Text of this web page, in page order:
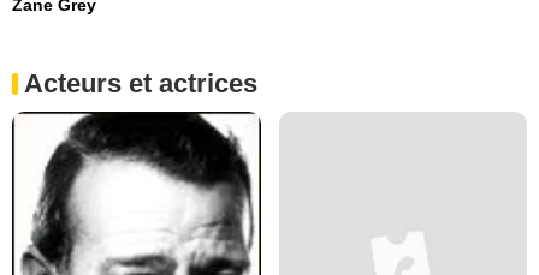
Zane Grey
Acteurs et actrices